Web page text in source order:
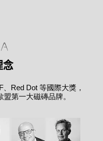
念
Red Dot 等國際大獎，
第一大磁磚品牌。